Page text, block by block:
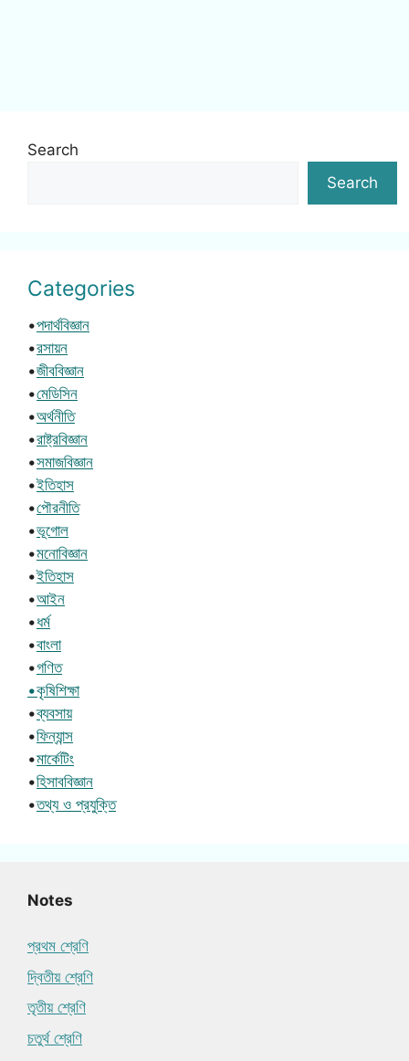
Search
Search
Categories
•পদার্থবিজ্ঞান
•রসায়ন
•জীববিজ্ঞান
•মেডিসিন
•অর্থনীতি
•রাষ্ট্রবিজ্ঞান
•সমাজবিজ্ঞান
•ইতিহাস
•পৌরনীতি
•ভূগোল
•মনোবিজ্ঞান
•ইতিহাস
•আইন
•ধর্ম
•বাংলা
•গণিত
•কৃষিশিক্ষা
•ব্যবসায়
•ফিন্যান্স
•মার্কেটিং
•হিসাববিজ্ঞান
•তথ্য ও প্রযুক্তি
Notes
প্রথম শ্রেণি
দ্বিতীয় শ্রেণি
তৃতীয় শ্রেণি
চতুর্থ শ্রেণি